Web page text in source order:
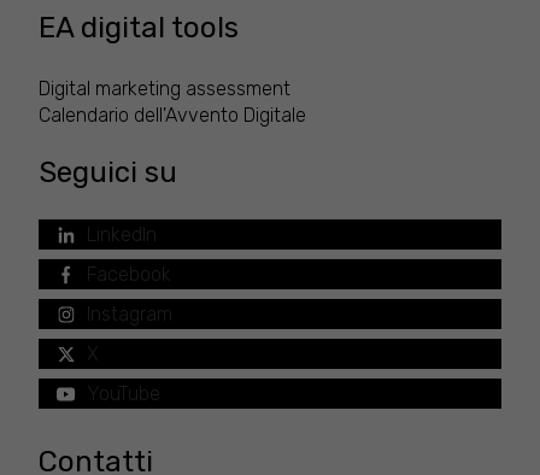
EA digital tools
Digital marketing assessment
Calendario dell'Avvento Digitale
Seguici su
LinkedIn
Facebook
Instagram
X
YouTube
Contatti